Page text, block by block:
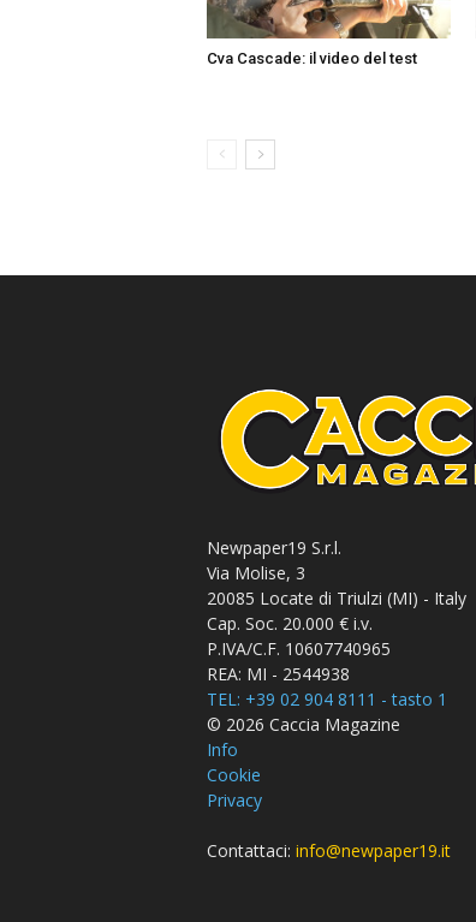
Cva Cascade: il video del test
Newpaper19 S.r.l.
Via Molise, 3
20085 Locate di Triulzi (MI) - Italy
Cap. Soc. 20.000 € i.v.
P.IVA/C.F. 10607740965
REA: MI - 2544938
TEL: +39 02 904 8111 - tasto 1
© 2026 Caccia Magazine
Info
Cookie
Privacy
Contattaci: info@newpaper19.it